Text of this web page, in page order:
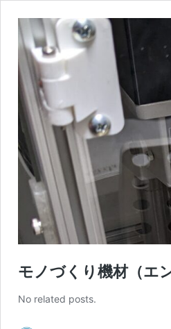
モノづくり機材（エ
No related posts.